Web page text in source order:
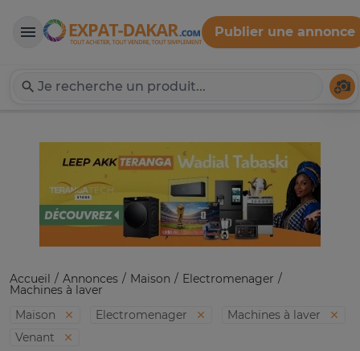
Expat-Dakar
Publier une annonce
Accueil Annonces Maison Electromenager
Machines à laver
Maison
Electromenager
Machines à laver
Venant